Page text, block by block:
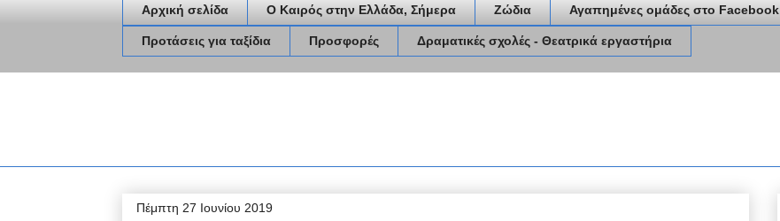
Αρχική σελίδα Ο Καιρός στην Ελλάδα, Σήμερα Ζώδια Αγαπημένες ομάδες στο Facebook
Προτάσεις για ταξίδια Προσφορές Δραματικές σχολές - Θεατρικά εργαστήρια
Πέμπτη 27 Ιουνίου 2019